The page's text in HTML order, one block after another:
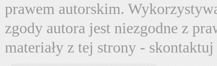
prawem autorskim.
zgody autora jest niezgodne z
materiały z tej strony -